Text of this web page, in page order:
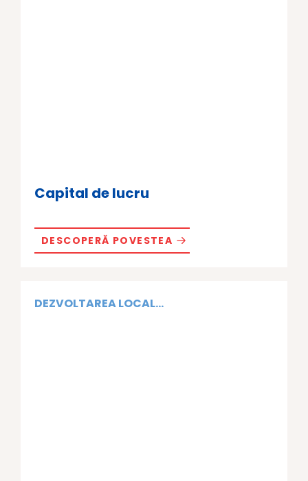
Capital de lucru
DESCOPERĂ POVESTEA
DEZVOLTAREA LOCAL...